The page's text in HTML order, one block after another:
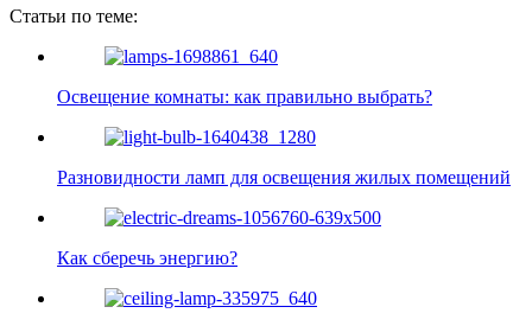
Статьи по теме:
Освещение комнаты: как правильно выбрать?
Разновидности ламп для освещения жилых помещений
Как сберечь энергию?